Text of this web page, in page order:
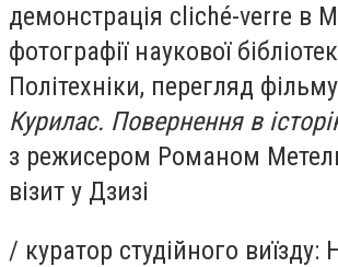
демонстрація cliché-verre в
фотографії наукової
Політехніки, перегляд фільму
Курилас. Повернення в
з режисером Романом
візит у Дзизі
/ куратор студійного виїзду: